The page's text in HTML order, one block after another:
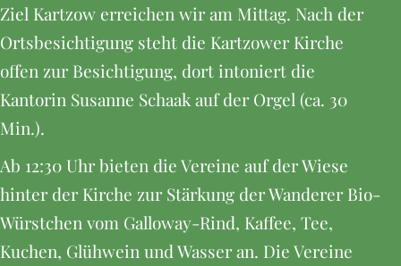
Ziel Kartzow erreichen wir am Mittag. Nach der
Ortsbesichtigung steht die Kartzower Kirche
offen zur Besichtigung, dort intoniert die
Kantorin Susanne Schaak auf der Orgel (ca. 30
Min.).
Ab 12:30 Uhr bieten die Vereine auf der Wiese
hinter der Kirche zur Stärkung der Wanderer Bio-
Würstchen vom Galloway-Rind, Kaffee, Tee,
Kuchen, Glühwein und Wasser an. Die Vereine